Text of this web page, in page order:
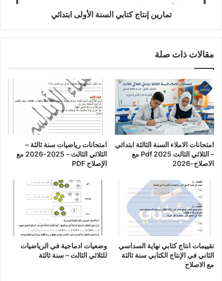
تمارين إنتاج كتابي السنة الأولى ابتدائي
مقالات ذات صلة
امتحانات الاملاء السنة الثالثة ابتدائي
– الثلاثي الثالث Pdf 2025 مع
الاصلاح-2026
امتحانات رياضيات سنة ثالثة –
الثلاثي الثالث – 2025-2026 مع
الإصلاح PDF
تقييمات انتاج كتابي نهاية السداسي
الثاني في الإنتاج الكتابي سنة ثالثة
مع الاصلاح
وضعيات ادماجية في الرياضيات
للثلاثي الثالث – سنة ثالثة